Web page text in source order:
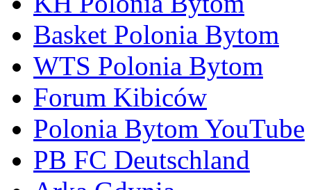
Basket Polonia Bytom
WTS Polonia Bytom
Forum Kibiców
Polonia Bytom YouTube
PB FC Deutschland